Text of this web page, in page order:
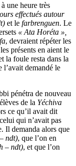
une heure très
effectués autour
et le farbrenguen. Le
« Ata Horéta »,
, devraient répéter les
présents en aient le
la foule resta dans la
l’avait demandé le
pénétra de nouveau
de la Yéchiva
ce qu’il avait dit
qui n’avait pas
Il demanda alors que
ndt), que l’on en
– ndt), et que l’on